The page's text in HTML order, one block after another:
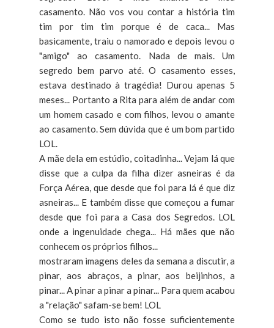
casamento. Não vos vou contar a história tim
tim por tim tim porque é de caca... Mas
basicamente, traiu o namorado e depois levou o
"amigo" ao casamento. Nada de mais. Um
segredo bem parvo até. O casamento esses,
estava destinado à tragédia! Durou apenas 5
meses... Portanto a Rita para além de andar com
um homem casado e com filhos, levou o amante
ao casamento. Sem dúvida que é um bom partido
LOL.
A mãe dela em estúdio, coitadinha... Vejam lá que
disse que a culpa da filha dizer asneiras é da
Força Aérea, que desde que foi para lá é que diz
asneiras... E também disse que começou a fumar
desde que foi para a Casa dos Segredos. LOL
onde a ingenuidade chega... Há mães que não
conhecem os próprios filhos...
mostraram imagens deles da semana a discutir, a
pinar, aos abraços, a pinar, aos beijinhos, a
pinar... A pinar a pinar a pinar... Para quem acabou
a "relação" safam-se bem! LOL
Como se tudo isto não fosse suficientemente